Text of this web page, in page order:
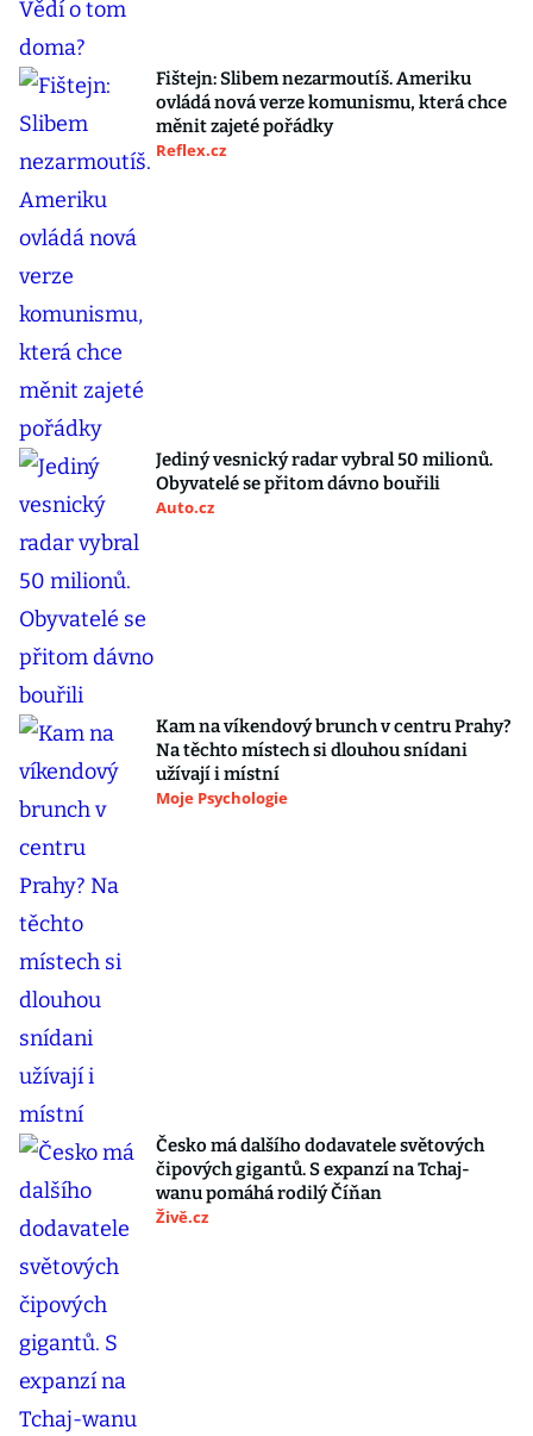
Fištejn: Slibem nezarmoutíš. Ameriku
ovládá nová verze komunismu, která chce
měnit zajeté pořádky
Reflex.cz
Jediný vesnický radar vybral 50 milionů.
Obyvatelé se přitom dávno bouřili
Auto.cz
Kam na víkendový brunch v centru Prahy?
Na těchto místech si dlouhou snídani
užívají i místní
Moje Psychologie
Česko má dalšího dodavatele světových
čipových gigantů. S expanzí na Tchaj-
wanu pomáhá rodilý Číňan
Živě.cz